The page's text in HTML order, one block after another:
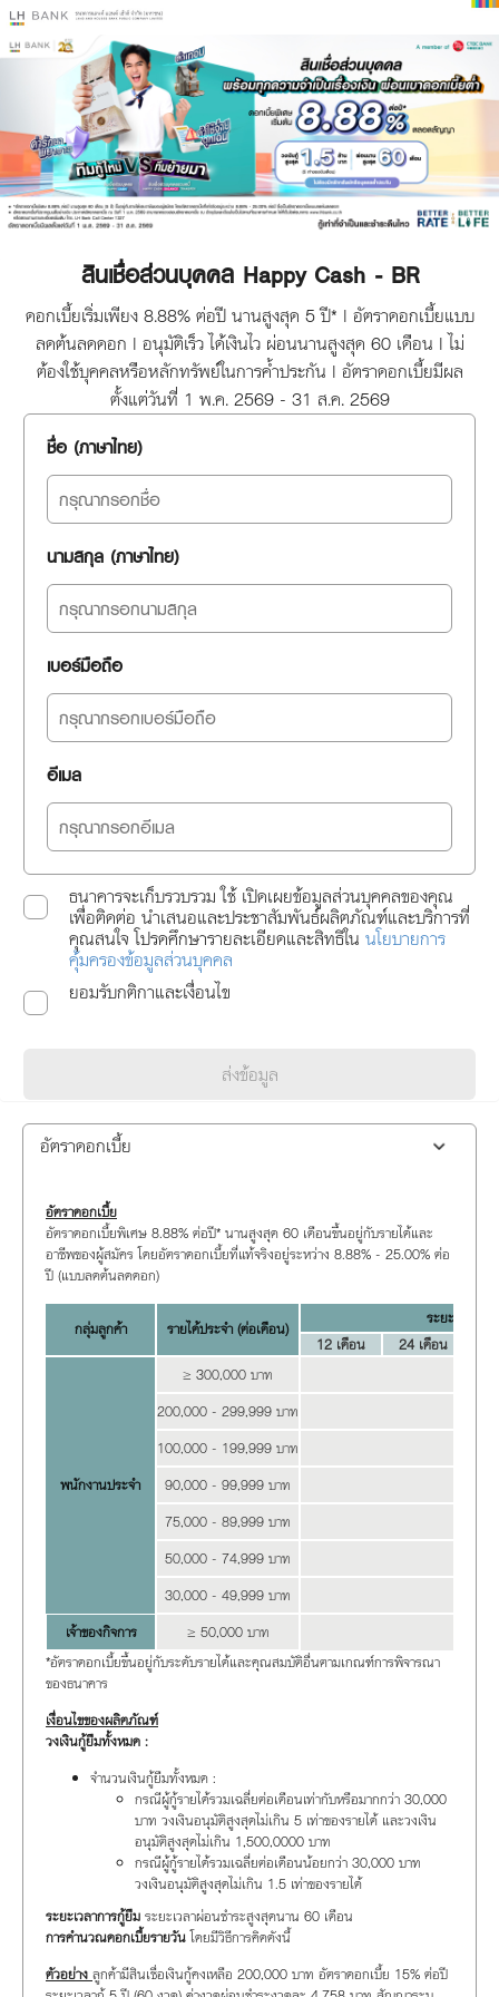
สินเชื่อส่วนบุคคล Happy Cash - BR
ดอกเบี้ยเริ่มเพียง 8.88% ต่อปี นานสูงสุด 5 ปี* | อัตราดอกเบี้ยแบบ
ลดต้นลดดอก | อนุมัติเร็ว ได้เงินไว ผ่อนนานสูงสุด 60 เดือน | ไม่
ต้องใช้บุคคลหรือหลักทรัพย์ในการค้ำประกัน | อัตราดอกเบี้ยมีผล
ตั้งแต่วันที่ 1 พ.ค. 2569 - 31 ส.ค. 2569
ชื่อ (ภาษาไทย)
นามสกุล (ภาษาไทย)
เบอร์มือถือ
อีเมล
ธนาคารจะเก็บรวบรวม ใช้ เปิดเผยข้อมูลส่วนบุคคลของคุณ
เพื่อติดต่อ นำเสนอและประชาสัมพันธ์ผลิตภัณฑ์และบริการที่
คุณสนใจ โปรดศึกษารายละเอียดและสิทธิใน นโยบายการ
คุ้มครองข้อมูลส่วนบุคคล
ยอมรับกติกาและเงื่อนไข
ส่งข้อมูล
อัตราดอกเบี้ย
อัตราดอกเบี้ย
อัตราดอกเบี้ยพิเศษ 8.88% ต่อปี* นานสูงสุด 60 เดือนขึ้นอยู่กับรายได้และ
อาชีพของผู้สมัคร โดยอัตราดอกเบี้ยที่แท้จริงอยู่ระหว่าง 8.88% - 25.00% ต่อ
ปี (แบบลดต้นลดดอก)
กลุ่มลูกค้า รายได้ประจำ (ต่อเดือน)
ระยะเวลาผ่
12 เดือน
24 เดือน
พนักงานประจำ
≥ 300,000 บาท
200,000 - 299,999 บาท
100,000 - 199,999 บาท
90,000 - 99,999 บาท
75,000 - 89,999 บาท
50,000 - 74,999 บาท
30,000 - 49,999 บาท
เจ้าของกิจการ
≥ 50,000 บาท
*อัตราดอกเบี้ยขึ้นอยู่กับระดับรายได้และคุณสมบัติอื่นตามเกณฑ์การพิจารณา
ของธนาคาร
เงื่อนไขของผลิตภัณฑ์
วงเงินกู้ยืมทั้งหมด :
จำนวนเงินกู้ยืมทั้งหมด :
กรณีผู้กู้รายได้รวมเฉลี่ยต่อเดือนเท่ากับหรือมากกว่า 30,000
บาท วงเงินอนุมัติสูงสุดไม่เกิน 5 เท่าของรายได้ และวงเงิน
อนุมัติสูงสุดไม่เกิน 1,500,0000 บาท
กรณีผู้กู้รายได้รวมเฉลี่ยต่อเดือนน้อยกว่า 30,000 บาท
วงเงินอนุมัติสูงสุดไม่เกิน 1.5 เท่าของรายได้
ระยะเวลาการกู้ยืม ระยะเวลาผ่อนชำระสูงสุดนาน 60 เดือน
การคำนวณดอกเบี้ยรายวันโดยมีวิธีการคิดดังนี้
ตัวอย่าง ลูกค้ามีสินเชื่อเงินกู้คงเหลือ 200,000 บาท อัตราดอกเบี้ย 15% ต่อปี